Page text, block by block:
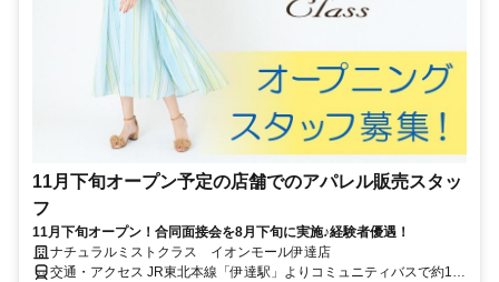
11月下旬オープン予定の店舗でのアパレル販売スタッ
フ
11月下旬オープン！合同面接会を8月下旬に実施♪経験者優遇！
ナチュラルミストクラス イオンモール伊達店
交通・アクセス JR東北本線「伊達駅」よりコミュニティバスで約10